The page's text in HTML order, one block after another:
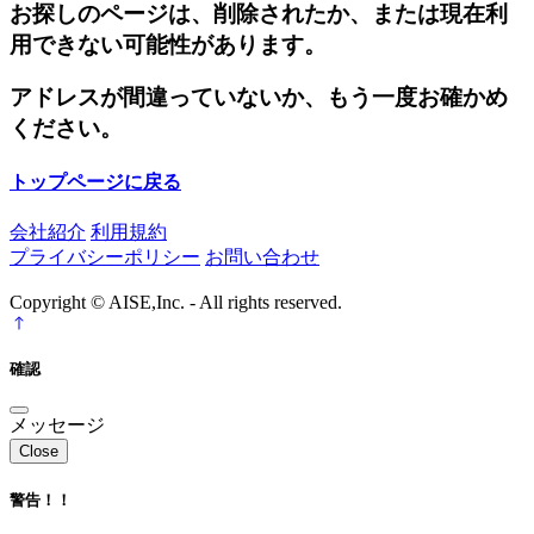
お探しのページは、削除されたか、または現在利
用できない可能性があります。
アドレスが間違っていないか、もう一度お確かめ
ください。
トップページに戻る
会社紹介 利用規約
プライバシーポリシー お問い合わせ
Copyright © AISE,Inc. - All rights reserved.
確認
メッセージ
Close
警告！！